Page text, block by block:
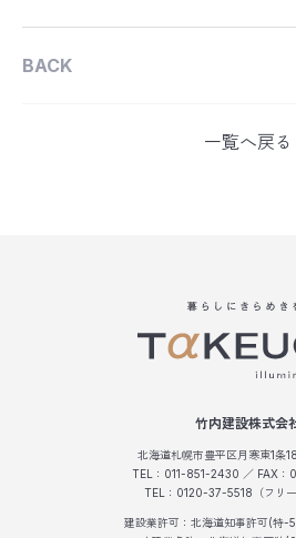
BACK
一覧へ戻る
竹内建設株式会
北海道札幌市豊平区月寒東1条
TEL：011-851-2430 ／ FAX：
TEL：0120-37-5518（フリー
建設業許可：北海道知事許可(特